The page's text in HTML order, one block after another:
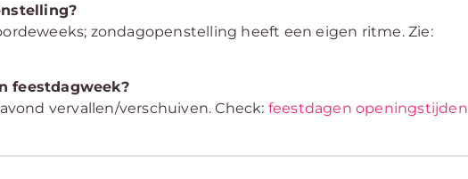
zondagopenstelling heeft een eigen ritme. Zie:
feestdagweek?
vervallen/verschuiven. Check: feestdagen openingstijden